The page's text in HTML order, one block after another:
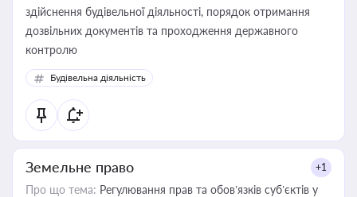
здійснення будівельної діяльності, порядок отримання
дозвільних документів та проходження державного
контролю
Будівельна діяльність
Земельне право +1
Про що тема: Регулювання прав та обов’язків суб’єктів у